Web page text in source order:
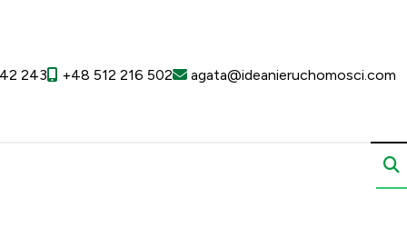
243 +48 512 216 502 agata@ideanieruchomosci.com